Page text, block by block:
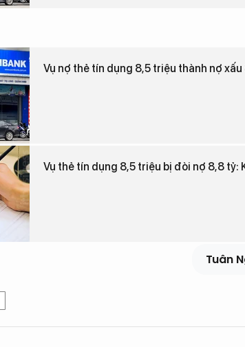
Vụ nợ thẻ tín dụng 8,5 triệu thành nợ
Vụ thẻ tín dụng 8,5 triệu bị đòi nợ 8,8 tỷ:
Tuân